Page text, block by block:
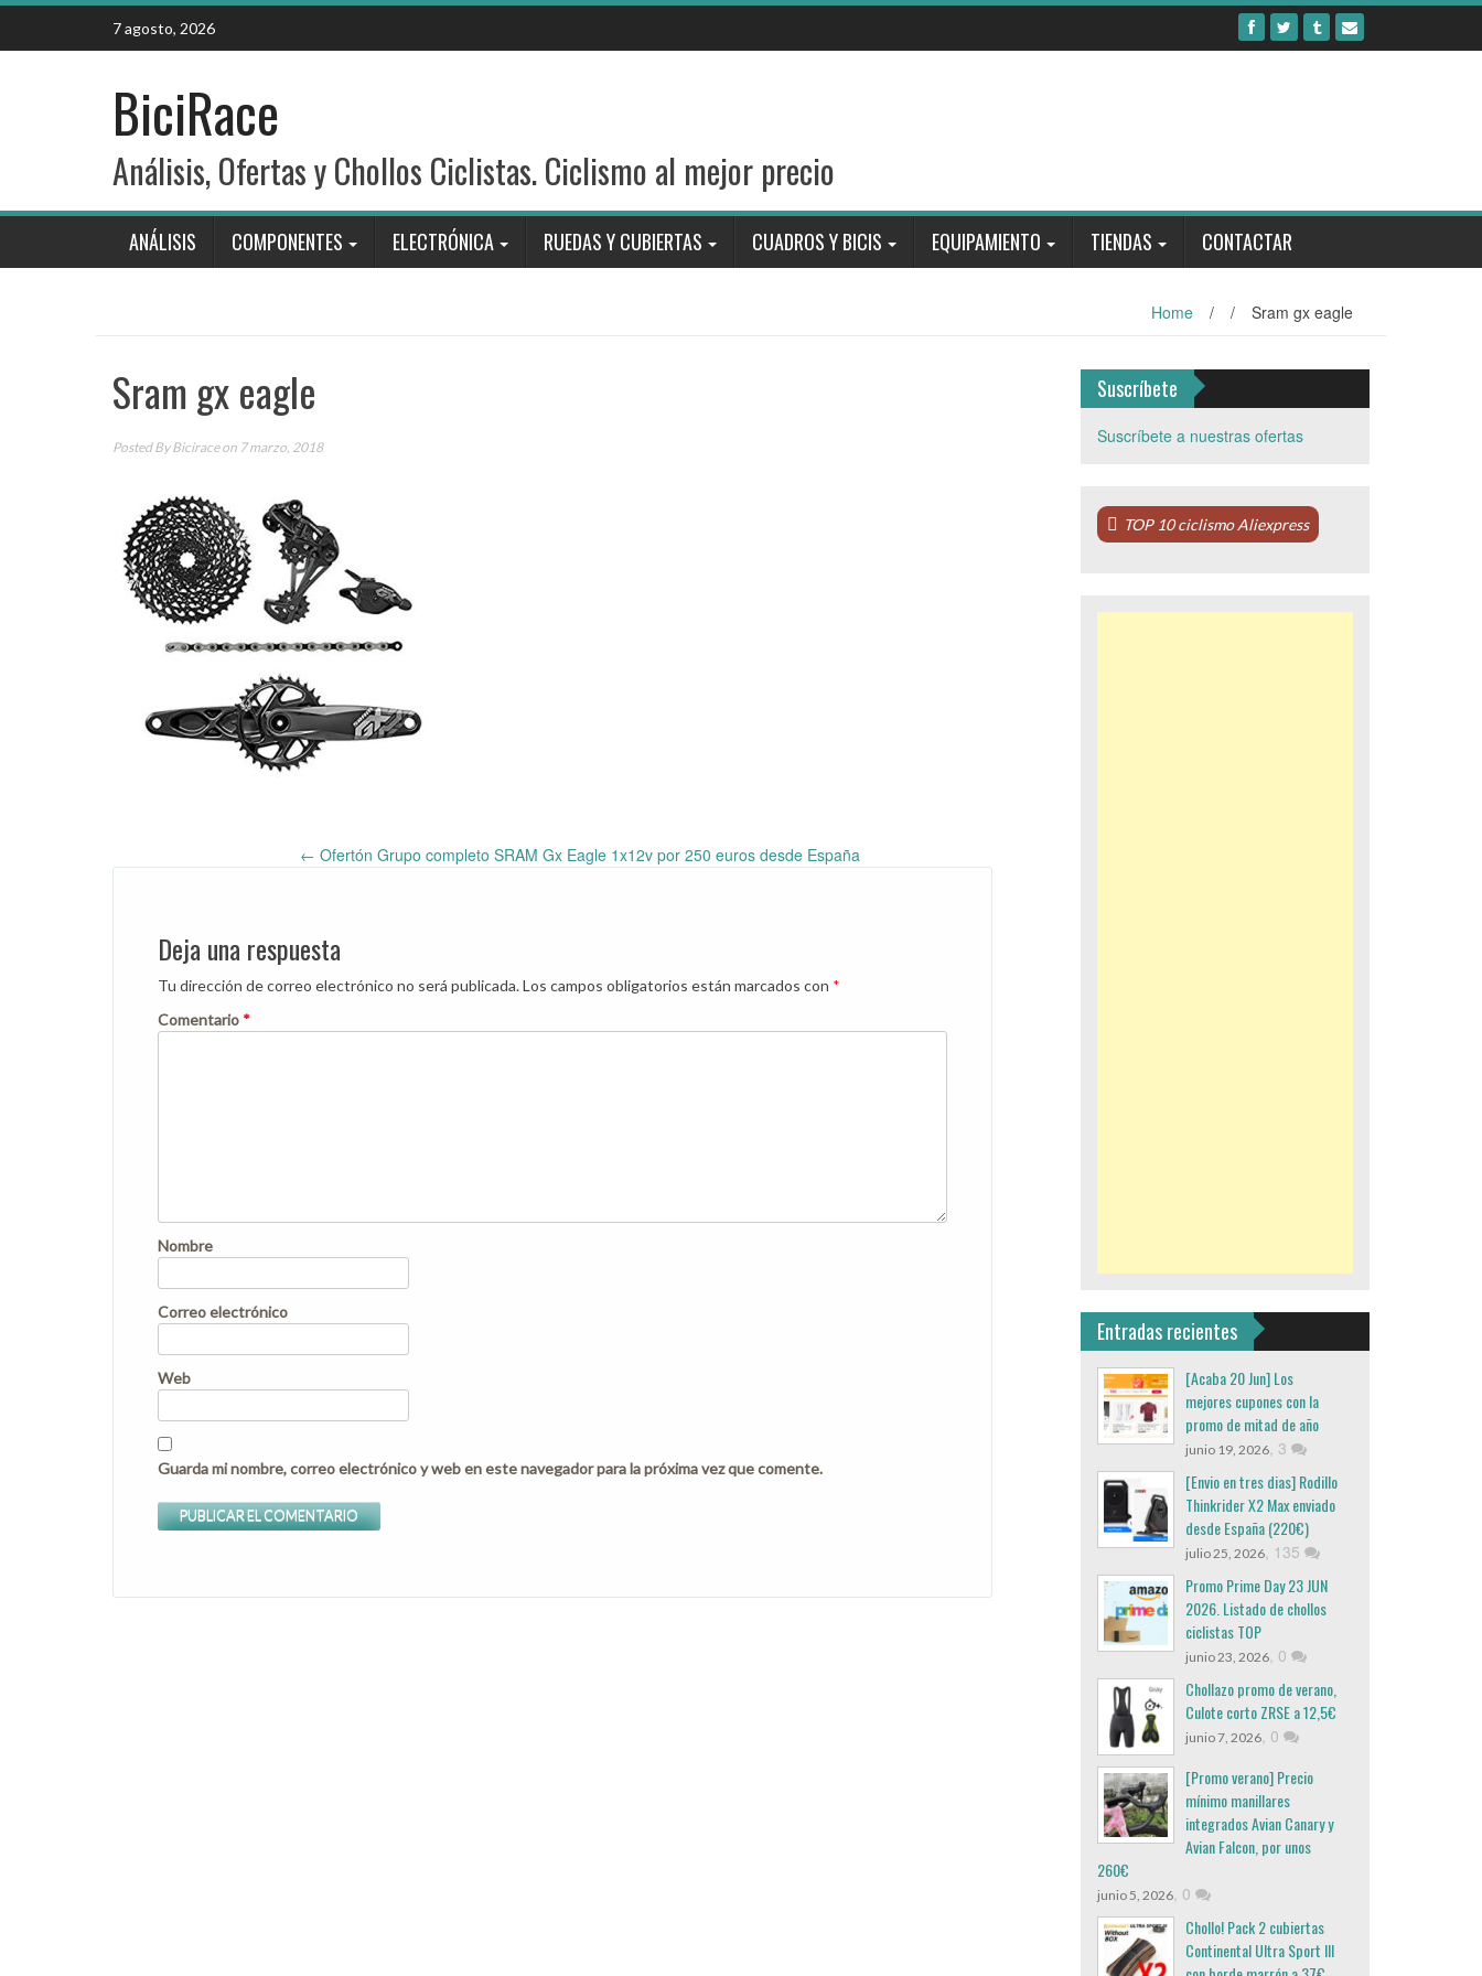
Skip
content
7 agosto, 2026
BiciRace
Análisis, Ofertas y Chollos Ciclistas. Ciclismo al mejor precio
ANÁLISIS COMPONENTES ELECTRÓNICA RUEDAS Y CUBIERTAS CUADROS Y BICIS EQUIPAMIENTO TIENDAS CONTACTAR
Home / / Sram gx eagle
Sram gx eagle
Posted ByBiciraceon 7 marzo, 2018
Post
navigation
← Ofertón Grupo completo SRAM Gx Eagle 1x12v por 250 euros desde España
Deja una respuesta
Tu dirección de correo electrónico no será publicada.Los campos obligatorios están marcados con *
Comentario *
Nombre
Correo electrónico
Web
Guarda mi nombre, correo electrónico y web en este navegador para la próxima vez que comente.
Suscríbete
Suscríbete a nuestras ofertas
TOP 10 ciclismo Aliexpress
Entradas recientes
[Acaba 20 Jun] Los
mejores cupones con la
promo de mitad de año
junio 19, 2026, 3
[Envio en tres dias] Rodillo
Thinkrider X2 Max enviado
desde España (220€)
julio 25, 2026, 135
Promo Prime Day 23 JUN
2026. Listado de chollos
ciclistas TOP
junio 23, 2026, 0
Chollazo promo de verano,
Culote corto ZRSE a 12,5€
junio 7, 2026, 0
[Promo verano] Precio
mínimo manillares
integrados Avian Canary y
Avian Falcon, por unos
260€
junio 5, 2026, 0
Chollo! Pack 2 cubiertas
Continental Ultra Sport III